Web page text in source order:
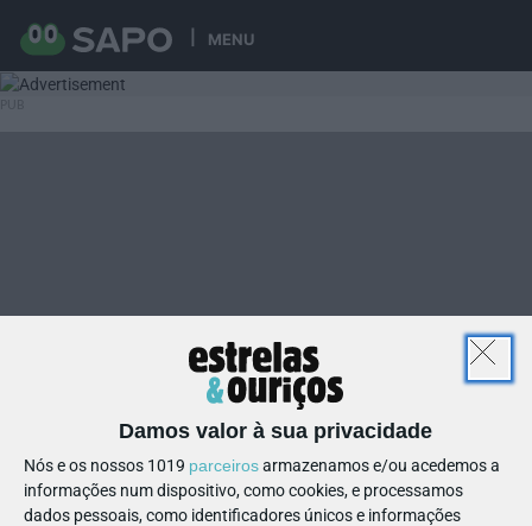
MENU
Damos valor à sua privacidade
Nós e os nossos 1019 parceirosarmazenamos e/ou acedemos a
informações num dispositivo, como cookies, e processamos
dados pessoais, como identificadores únicos e informações